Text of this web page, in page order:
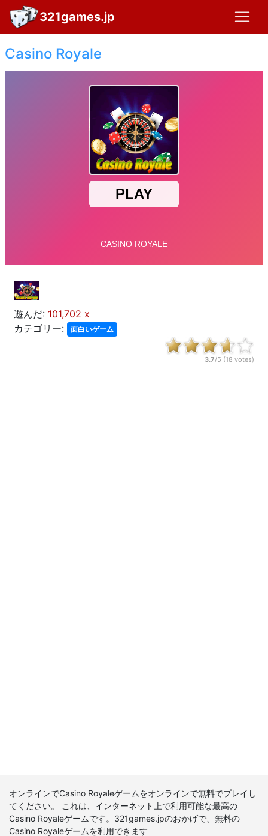
321games.jp
Casino Royale
遊んだ: 101,702 x
カテゴリー:
面白いゲーム
3.7/5 (18 votes)
オンラインでCasino Royaleゲームをオンラインで無料でプレイし
てください。 これは、インターネット上で利用可能な最高の
Casino Royaleゲームです。321games.jpのおかげで、無料の
Casino Royaleゲームを利用できます